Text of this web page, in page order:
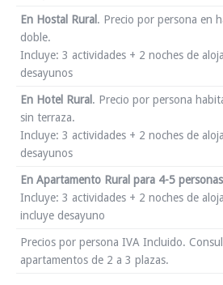
En Hostal Rural . Precio por persona en
doble.
Incluye: 3 actividades + 2 noches de
desayunos
En Hotel Rural . Precio por persona
sin terraza.
Incluye: 3 actividades + 2 noches de
desayunos
En Apartamento Rural para 4-5
Incluye: 3 actividades + 2 noches de
incluye desayuno
Precios por persona IVA Incluido.
apartamentos de 2 a 3 plazas.